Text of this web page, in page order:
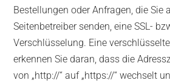
Bestellungen oder Anfragen, die Sie
Seitenbetreiber senden, eine SSL-
Verschlüsselung. Eine
erkennen Sie daran, dass die
von „http://“ auf „https://“ wechselt